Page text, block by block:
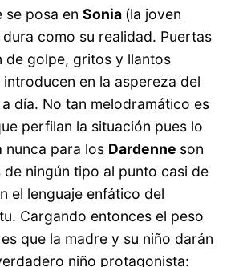
se posa enSonia (la joven
como su realidad. Puertas
de golpe, gritos y llantos
en la aspereza del
día. No tan melodramático es
perfilan la situación pues lo
nunca para los Dardenne son
ningún tipo al punto casi de
el lenguaje enfático del
Cargando entonces el peso
que la madre y su niño darán
niño protagonista: